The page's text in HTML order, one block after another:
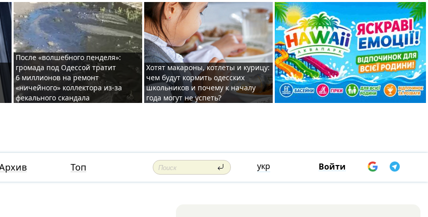
После «волшебного пенделя»:
громада под Одессой тратит
6 миллионов на ремонт
«ничейного» коллектора из-за
фекального скандала
Хотят макароны, котлеты и курицу:
чем будут кормить одесских
школьников и почему к началу
года могут не успеть?
Топ укр Войти